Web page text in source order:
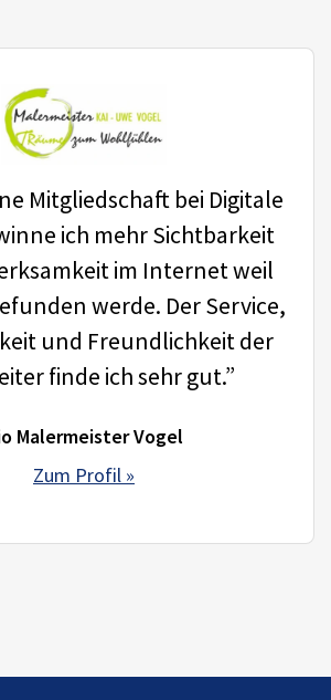
Mitgliedschaft bei Digitale
ich mehr Sichtbarkeit
im Internet weil
werde. Der Service,
und Freundlichkeit der
finde ich sehr gut.”
Malermeister Vogel
Zum Profil »